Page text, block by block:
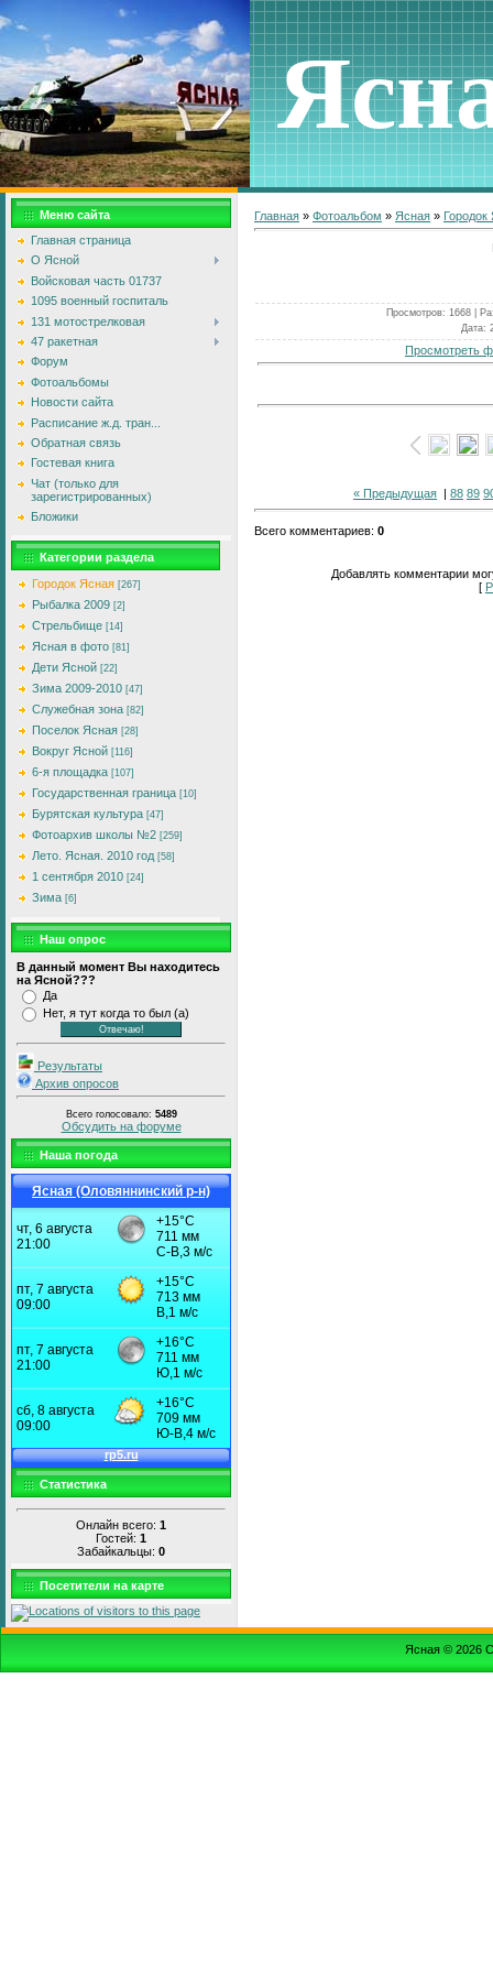
Меню сайта
Главная страница
О Ясной
Войсковая часть 01737
1095 военный госпиталь
131 мотострелковая
47 ракетная
Форум
Фотоальбомы
Новости сайта
Расписание ж.д. тран...
Обратная связь
Гостевая книга
Чат (только для
зарегистрированных)
Бложики
Категории раздела
Городок Ясная [267]
Рыбалка 2009 [2]
Стрельбище [14]
Ясная в фото [81]
Дети Ясной [22]
Зима 2009-2010 [47]
Служебная зона [82]
Поселок Ясная [28]
Вокруг Ясной [116]
6-я площадка [107]
Государственная граница [10]
Бурятская культура [47]
Фотоархив школы №2 [259]
Лето. Ясная. 2010 год [58]
1 сентября 2010 [24]
Зима [6]
Наш опрос
В данный момент Вы находитесь
на Ясной???
Да
Нет, я тут когда то был (а)
Результаты
Архив опросов
Всего голосовало: 5489
Обсудить на форуме
Наша погода
Ясная (Оловяннинский р-н)
Статистика
Онлайн всего: 1
Гостей: 1
Забайкальцы: 0
Посетители на карте
Главная » Фотоальбом » Ясная » Городок
Просмотров: 1668 |
Дата:
Просмотреть
« Предыдущая | 88 89
Всего комментариев: 0
Добавлять комментарии
[
Ясная © 2026